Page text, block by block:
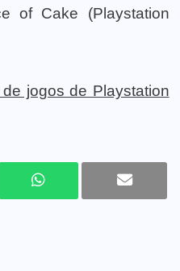
of Cake (Playstation
de jogos de Playstation